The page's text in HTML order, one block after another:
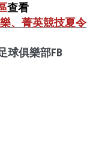
查看
、菁英競技夏令
球俱樂部FB